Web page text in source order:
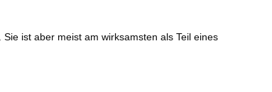
ist aber meist am wirksamsten als Teil eines